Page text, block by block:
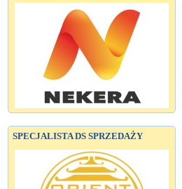
SPECJALISTA DS SPRZEDAŻY